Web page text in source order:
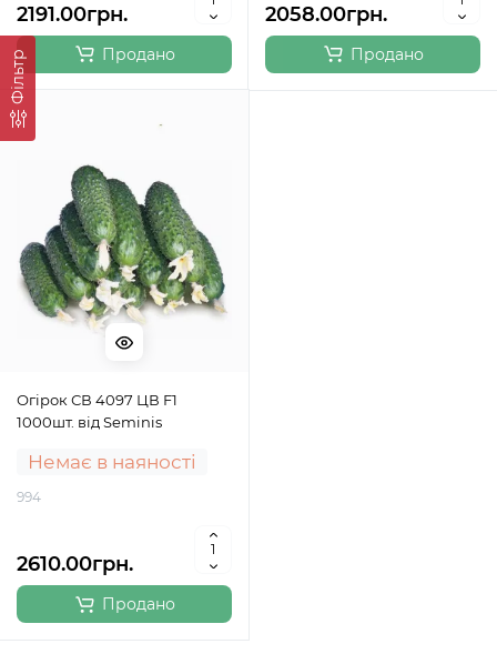
Фільтр
2191.00грн.
Продано
2058.00грн.
Продано
Огірок СВ 4097 ЦВ F1
1000шт. від Seminis
Немає в наяності
994
2610.00грн.
Продано